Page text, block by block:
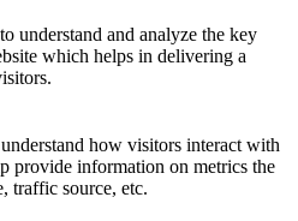
understand and analyze the key
which helps in delivering a
how visitors interact with
provide information on metrics the
traffic source, etc.